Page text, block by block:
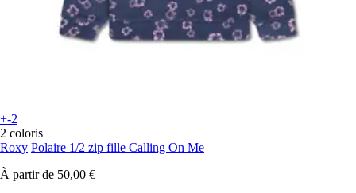
+-2
2 coloris
Roxy Polaire 1/2 zip fille Calling On Me
À partir de 50,00 €